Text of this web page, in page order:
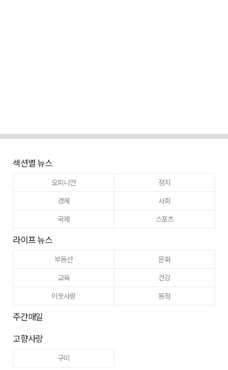
섹션별 뉴스
오피니언
정치
경제
사회
국제
스포츠
라이프 뉴스
부동산
문화
교육
건강
이웃사랑
동정
주간매일
고향사랑
구미